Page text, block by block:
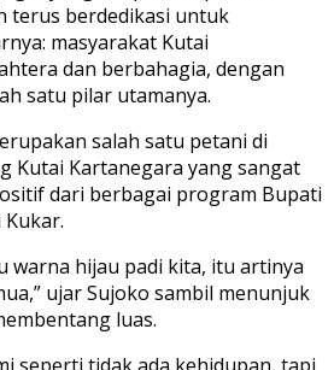
terus berdedikasi untuk
masyarakat Kutai
dan berbahagia, dengan
satu pilar utamanya.
salah satu petani di
Kutai Kartanegara yang sangat
dari berbagai program Bupati
warna hijau padi kita, itu artinya
ujar Sujoko sambil menunjuk
luas.